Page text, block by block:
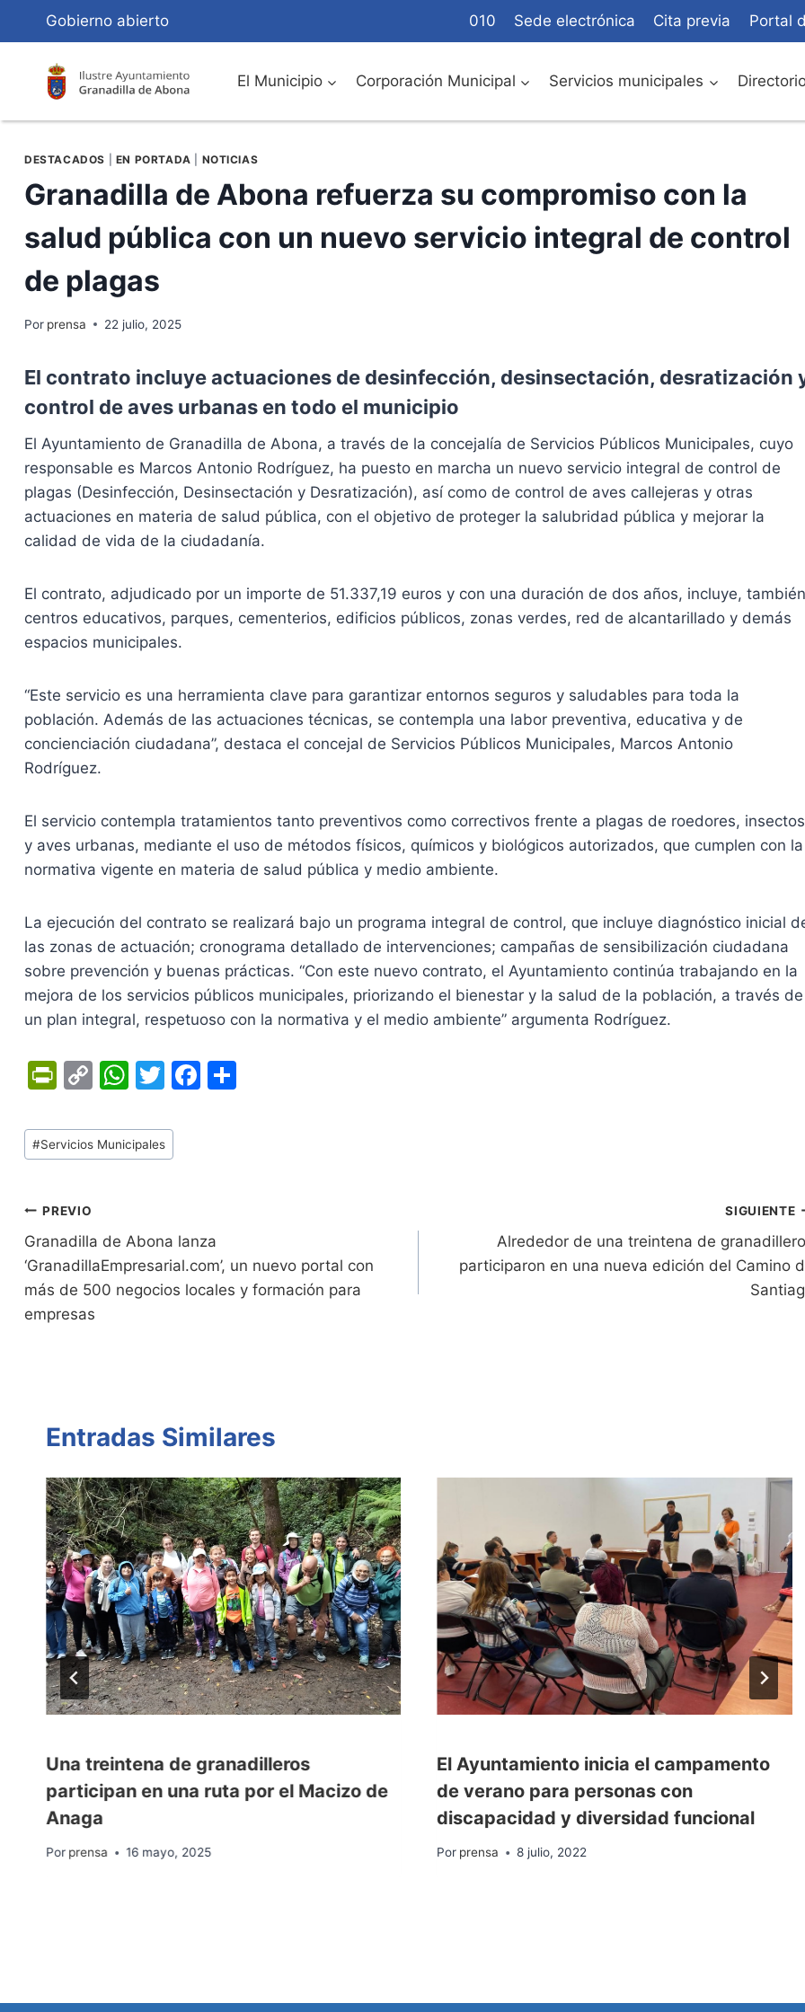
Contenido
Gobierno abierto 010 Sede electrónica Cita previa Portal
El Municipio Corporación Municipal Servicios municipales
DESTACADOS EN PORTADA NOTICIAS
Granadilla de Abona refuerza su compromiso con la
salud pública con un nuevo servicio integral de control
de plagas
Por prensa 22 julio, 2025
El contrato incluye actuaciones de desinfección, desinsectación, desratización
control de aves urbanas en todo el municipio
El Ayuntamiento de Granadilla de Abona, a través de la concejalía de Servicios Públicos Municipales, cuyo
responsable es Marcos Antonio Rodríguez, ha puesto en marcha un nuevo servicio integral de control de
plagas (Desinfección, Desinsectación y Desratización), así como de control de aves callejeras y otras
actuaciones en materia de salud pública, con el objetivo de proteger la salubridad pública y mejorar la
calidad de vida de la ciudadanía.
El contrato, adjudicado por un importe de 51.337,19 euros y con una duración de dos años, incluye,
centros educativos, parques, cementerios, edificios públicos, zonas verdes, red de alcantarillado y demás
espacios municipales.
“Este servicio es una herramienta clave para garantizar entornos seguros y saludables para toda la
población. Además de las actuaciones técnicas, se contempla una labor preventiva, educativa y de
concienciación ciudadana”, destaca el concejal de Servicios Públicos Municipales, Marcos Antonio
Rodríguez.
El servicio contempla tratamientos tanto preventivos como correctivos frente a plagas de roedores, insectos
y aves urbanas, mediante el uso de métodos físicos, químicos y biológicos autorizados, que cumplen con la
normativa vigente en materia de salud pública y medio ambiente.
La ejecución del contrato se realizará bajo un programa integral de control, que incluye diagnóstico inicial
las zonas de actuación; cronograma detallado de intervenciones; campañas de sensibilización ciudadana
sobre prevención y buenas prácticas. “Con este nuevo contrato, el Ayuntamiento continúa trabajando en la
mejora de los servicios públicos municipales, priorizando el bienestar y la salud de la población, a través de
un plan integral, respetuoso con la normativa y el medio ambiente” argumenta Rodríguez.
Pr
tF
ri
n
dl
y
C
p
y
k
W
at
s
p
T
itt
er
F
o
k
Tags
de
#Servicios Municipales
Navegación
de
entradas
PREVIO
Granadilla de Abona lanza
‘GranadillaEmpresarial.com’, un nuevo portal con
más de 500 negocios locales y formación para
empresas
SIGUIENTE
Alrededor de una treintena de
participaron en una nueva edición del Camino
Entradas Similares
Una treintena de granadilleros
participan en una ruta por el Macizo de
Anaga
Por prensa 16 mayo, 2025
El Ayuntamiento inicia el campamento
de verano para personas con
discapacidad y diversidad funcional
Por prensa 8 julio, 2022